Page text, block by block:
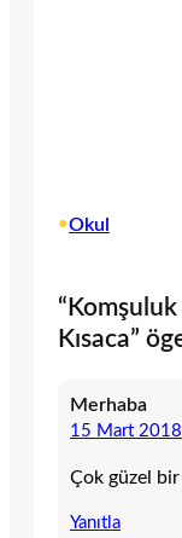
•Okul
Kısaca”
Merhaba
15 Mart 2018
Çok güzel
Yanıtla